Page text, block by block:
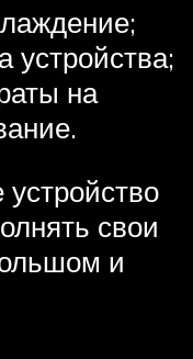
устройства;
на
свои
и